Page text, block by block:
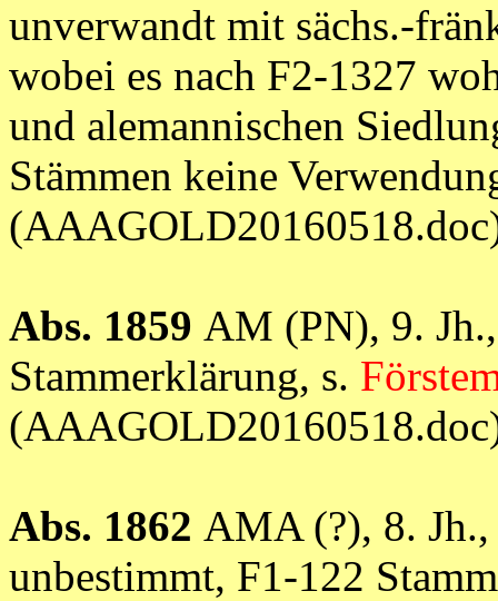
unverwandt mit sächs.-
wobei es nach F2-1327
und alemannischen
Stämmen keine
Abs. 1859 AM (PN), 9.
Stammerklärung, s.
Abs. 1862 AMA (?), 8.
unbestimmt, F1-122